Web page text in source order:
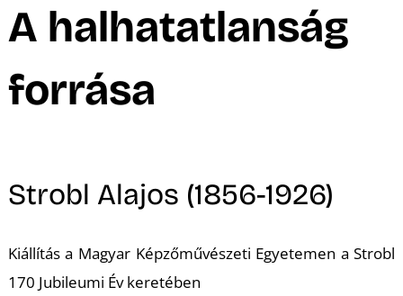
A halhatatlanság
forrása
Strobl Alajos (1856-1926)
Kiállítás a Magyar Képzőművészeti Egyetemen a Strobl
170 Jubileumi Év keretében